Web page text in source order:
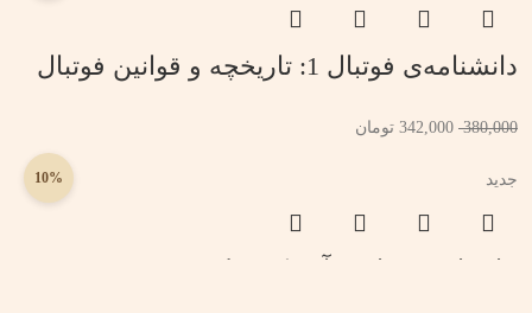
دانشنامه‌ی فوتبال 1: تاریخچه و قوانین فوتبال
380,000
342,000 تومان
جدید 10%
ماجراجویی با ون آبی کوچولو